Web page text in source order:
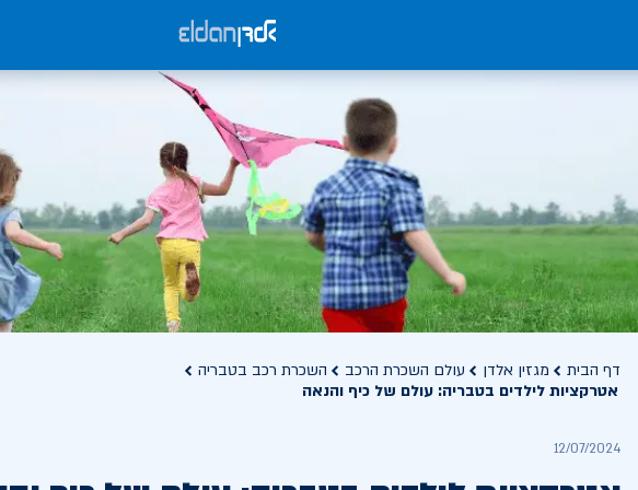
דף הבית מגזין אלדן עולם השכרת הרכב
השכרת רכב בטבריה
אטרקציות לילדים בטבריה: עולם של כיף והנאה
12/07/2024